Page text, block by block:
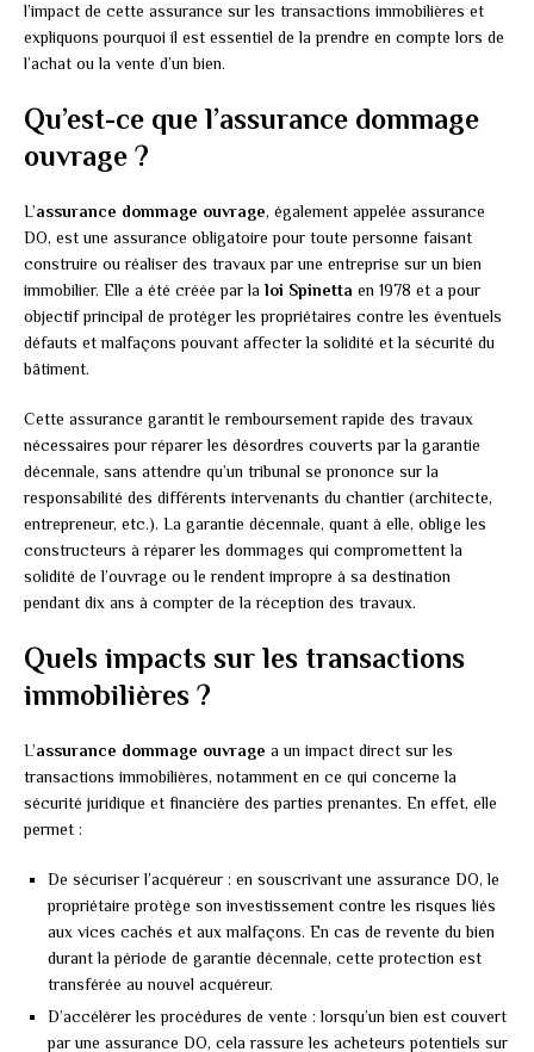
l’impact de cette assurance sur les transactions immobilières et
expliquons pourquoi il est essentiel de la prendre en compte lors de
l’achat ou la vente d’un bien.
Qu’est-ce que l’assurance dommage
ouvrage ?
L’assurance dommage ouvrage, également appelée assurance
DO, est une assurance obligatoire pour toute personne faisant
construire ou réaliser des travaux par une entreprise sur un bien
immobilier. Elle a été créée par la loi Spinetta en 1978 et a pour
objectif principal de protéger les propriétaires contre les éventuels
défauts et malfaçons pouvant affecter la solidité et la sécurité du
bâtiment.
Cette assurance garantit le remboursement rapide des travaux
nécessaires pour réparer les désordres couverts par la garantie
décennale, sans attendre qu’un tribunal se prononce sur la
responsabilité des différents intervenants du chantier (architecte,
entrepreneur, etc.). La garantie décennale, quant à elle, oblige les
constructeurs à réparer les dommages qui compromettent la
solidité de l’ouvrage ou le rendent impropre à sa destination
pendant dix ans à compter de la réception des travaux.
Quels impacts sur les transactions
immobilières ?
L’assurance dommage ouvrage a un impact direct sur les
transactions immobilières, notamment en ce qui concerne la
sécurité juridique et financière des parties prenantes. En effet, elle
permet :
De sécuriser l’acquéreur : en souscrivant une assurance DO, le
propriétaire protège son investissement contre les risques liés
aux vices cachés et aux malfaçons. En cas de revente du bien
durant la période de garantie décennale, cette protection est
transférée au nouvel acquéreur.
D’accélérer les procédures de vente : lorsqu’un bien est couvert
par une assurance DO, cela rassure les acheteurs potentiels sur